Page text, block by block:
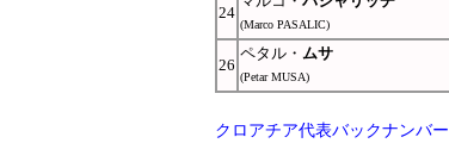
24
(Marco PASALIC)
26
ペタル・ ムサ
(Petar MUSA)
クロアチア代表バックナンバー